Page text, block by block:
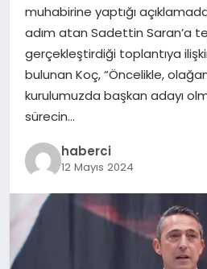
muhabirine yaptığı
adım atan Sadettin Saran’a
gerçekleştirdiği toplantıya
bulunan Koç, “Öncelikle,
kurulumuzda başkan adayı
sürecin…
haberci
12 Mayıs 2024